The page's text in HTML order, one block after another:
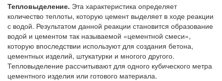
Тепловыделение. Эта характеристика определяет
количество теплоты, которую цемент выделяет в ходе реакции
с водой. Результатом данной реакции становится образование
водой и цементом так называемой «цементной смеси»,
которую впоследствии используют для создания бетона,
цементных изделий, штукатурки и многого другого.
Тепловыделение рассчитывают для одного кубического метра
цементного изделия или готового материала.